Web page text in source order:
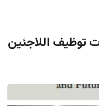
توظيف اللاجئين